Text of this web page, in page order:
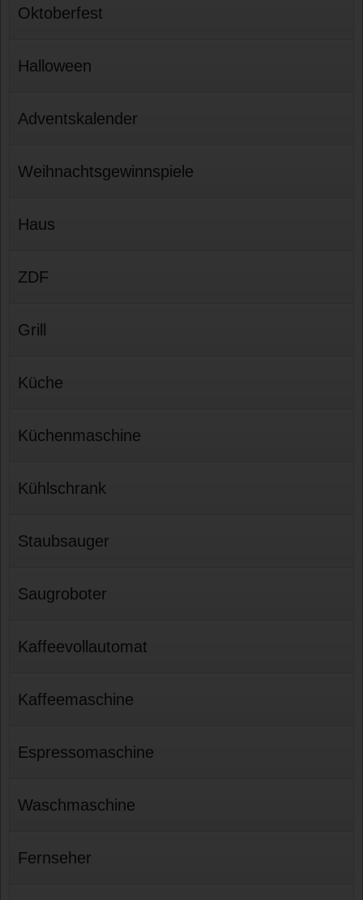
Oktoberfest
Halloween
Adventskalender
Weihnachtsgewinnspiele
Haus
ZDF
Grill
Küche
Küchenmaschine
Kühlschrank
Staubsauger
Saugroboter
Kaffeevollautomat
Kaffeemaschine
Espressomaschine
Waschmaschine
Fernseher